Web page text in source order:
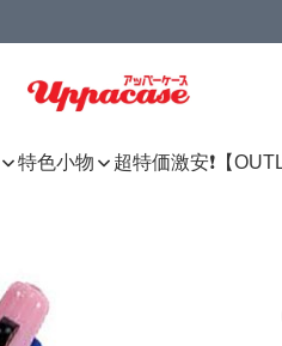
特色小物 超特価激安❗【